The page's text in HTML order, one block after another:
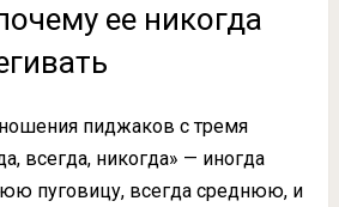
ее никогда
пиджаков с тремя
всегда, никогда» — иногда
пуговицу, всегда среднюю, и